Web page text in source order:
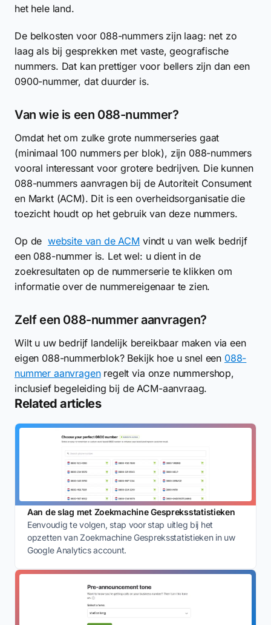
het hele land.
De belkosten voor 088-nummers zijn laag: net zo
laag als bij gesprekken met vaste, geografische
nummers. Dat kan prettiger voor bellers zijn dan een
0900-nummer, dat duurder is.
Van wie is een 088-nummer?
Omdat het om zulke grote nummerseries gaat
(minimaal 100 nummers per blok), zijn 088-nummers
vooral interessant voor grotere bedrijven. Die kunnen
088-nummers aanvragen bij de Autoriteit Consument
en Markt (ACM). Dit is een overheidsorganisatie die
toezicht houdt op het gebruik van deze nummers.
Op de website van de ACM vindt u van welk bedrijf
een 088-nummer is. Let wel: u dient in de
zoekresultaten op de nummerserie te klikken om
informatie over de nummereigenaar te zien.
Zelf een 088-nummer aanvragen?
Wilt u uw bedrijf landelijk bereikbaar maken via een
eigen 088-nummerblok? Bekijk hoe u snel een 088-
nummer aanvragenregelt via onze nummershop,
inclusief begeleiding bij de ACM-aanvraag.
Related articles
Aan de slag met Zoekmachine Gespreksstatistieken
Eenvoudig te volgen, stap voor stap uitleg bij het
opzetten van Zoekmachine Gespreksstatistieken in uw
Google Analytics account.